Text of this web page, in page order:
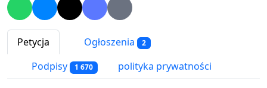
Petycja Ogłoszenia 2
Podpisy 1 670 polityka prywatności